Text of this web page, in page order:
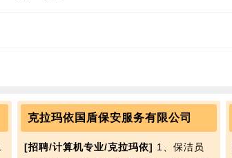
克拉玛依国盾保安服务有限公司
[招聘/计算机专业/克拉玛依] 1、保洁员